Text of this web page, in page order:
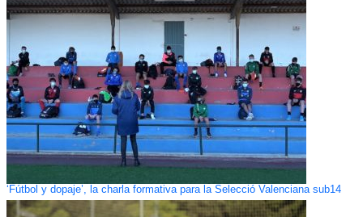
‘Fútbol y dopaje’, la charla formativa para la Selecció Valenciana sub14